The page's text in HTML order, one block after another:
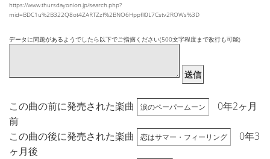
https://www.thursdayonion.jp/search.php?
mid=BDC1u%2B322Q8ot4ZARTZzf%2BNO6Hppfll0L7Cstv2ROWs%3D
データに問題があるようでしたら以下でご指摘ください(500文字程度まで改行も可能)
送信
この曲の前に発売された楽曲 涙のペーパームーン
0年2ヶ月
前
この曲の後に発売された楽曲
恋はサマー・フィーリング
0年3
ヶ月後